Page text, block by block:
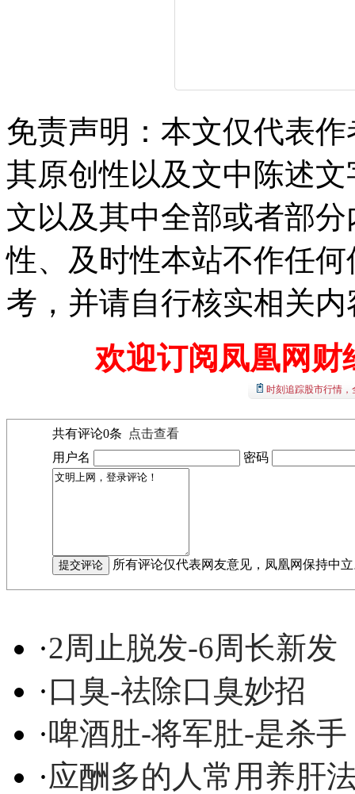
免责声明：本文仅代表
其原创性以及文中陈述
文以及其中全部或者部
性、及时性本站不作任
考，并请自行核实相关内
欢迎订阅凤凰网财
时刻追踪股市行情
共有评论0条
点击查看
用户名
密码
所有评论仅代表网友意见，凤凰网保持中
·2周止脱发-6周长新发
·口臭-祛除口臭妙招
·啤酒肚-将军肚-是杀手
·应酬多的人常用养肝